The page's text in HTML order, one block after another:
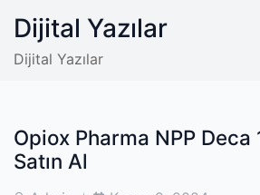
content
Dijital Yazılar
Dijital Yazılar
Opiox Pharma NPP Deca
Satın Al